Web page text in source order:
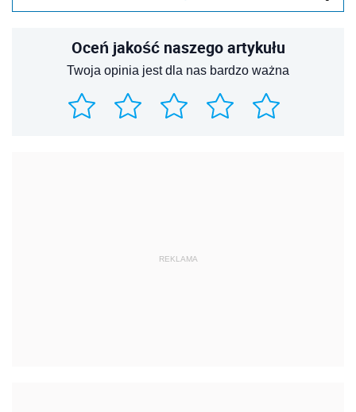
Oceń jakość naszego artykułu
Twoja opinia jest dla nas bardzo ważna
REKLAMA